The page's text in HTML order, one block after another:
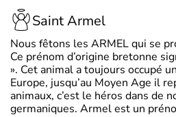
Saint Armel
Nous fêtons les ARMEL qui se
Ce prénom d’origine bretonne
». Cet animal a toujours occupé
Europe, jusqu’au Moyen Age il
animaux, c’est le héros dans de
germaniques. Armel est un